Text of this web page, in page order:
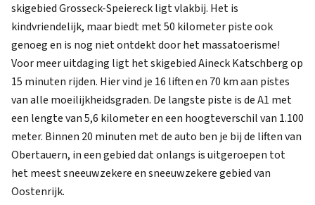
skigebied Grosseck-Speiereck ligt vlakbij. Het is
kindvriendelijk, maar biedt met 50 kilometer piste ook
genoeg en is nog niet ontdekt door het massatoerisme!
Voor meer uitdaging ligt het skigebied Aineck Katschberg op
15 minuten rijden. Hier vind je 16 liften en 70 km aan pistes
van alle moeilijkheidsgraden. De langste piste is de A1 met
een lengte van 5,6 kilometer en een hoogteverschil van 1.100
meter. Binnen 20 minuten met de auto ben je bij de liften van
Obertauern, in een gebied dat onlangs is uitgeroepen tot
het meest sneeuwzekere en sneeuwzekere gebied van
Oostenrijk.